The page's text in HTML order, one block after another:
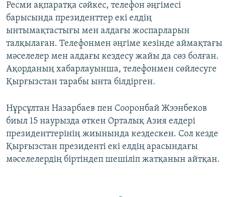
Ресми ақпаратқа сәйкес, телефон әңгімесі
барысында президенттер екі елдің
ынтымақтастығы мен алдағы жоспарларын
талқылаған. Телефонмен әңгіме кезінде аймақтағы
мәселелер мен алдағы кездесу жайы да сөз болған.
Ақорданың хабарлауынша, телефонмен сөйлесуге
Қырғызстан тарабы ынта білдірген.
Нұрсұлтан Назарбаев пен Сооронбай Жээнбеков
биыл 15 наурызда өткен Орталық Азия елдері
президенттерінің жиынында кездескен. Сол кезде
Қырғызстан президенті екі елдің арасындағы
мәселелердің біртіндеп шешіліп жатқанын айтқан.